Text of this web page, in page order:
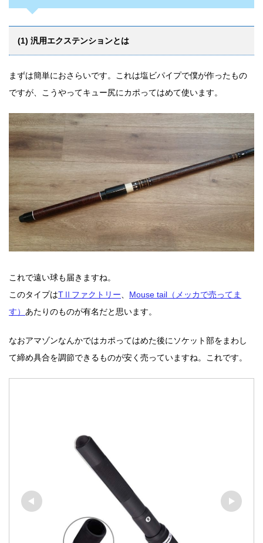
(1) 汎用エクステンションとは
まずは簡単におさらいです。これは塩ビパイプで僕が作ったもの
ですが、こうやってキュー尻にカポってはめて使います。
これで遠い球も届きますね。
このタイプはTⅡファクトリー、
Mouse tail（メッカで売ってま
す） あたりのものが有名だと思います。
なおアマゾンなんかではカポってはめた後にソケット部をまわし
て締め具合を調節できるものが安く売っていますね。 これです。